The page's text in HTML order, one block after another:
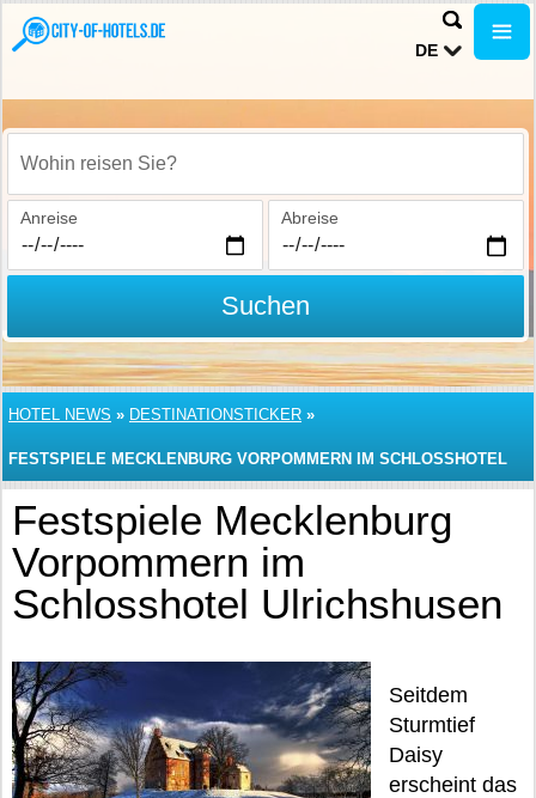
DE
Wohin reisen Sie?
Anreise Abreise
Suchen
HOTEL NEWS » DESTINATIONSTICKER »
FESTSPIELE MECKLENBURG VORPOMMERN IM SCHLOSSHOTEL
ULRICHSHUSEN
Festspiele Mecklenburg
Vorpommern im
Schlosshotel Ulrichshusen
Seitdem
Sturmtief
Daisy
erscheint das